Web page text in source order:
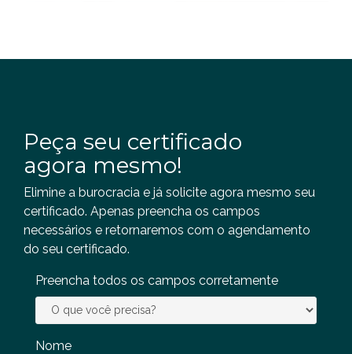
Peça seu certificado
agora mesmo!
Elimine a burocracia e já solicite agora mesmo seu
certificado. Apenas preencha os campos
necessários e retornaremos com o agendamento
do seu certificado.
Preencha todos os campos corretamente
Nome